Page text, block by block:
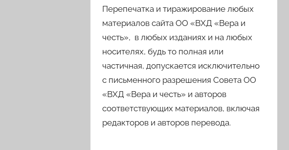
Перепечатка и тиражирование любых
материалов сайта ОО «ВХД «Вера и
честь», в любых изданиях и на любых
носителях, будь то полная или
частичная, допускается исключительно
с письменного разрешения Совета ОО
«ВХД «Вера и честь» и авторов
соответствующих материалов, включая
редакторов и авторов перевода.